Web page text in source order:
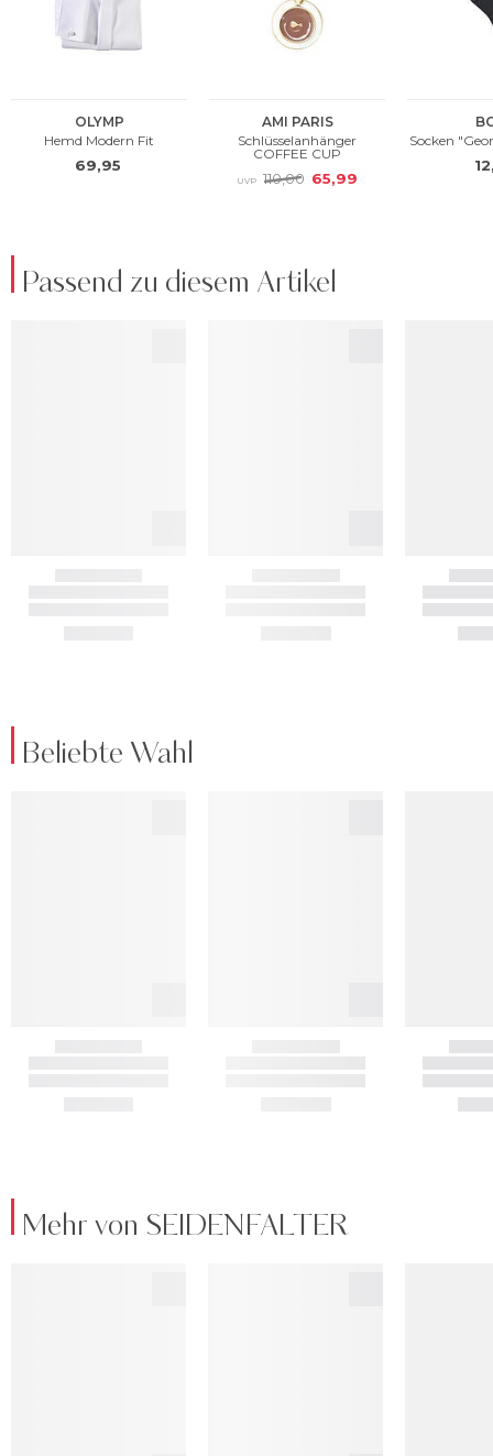
Passend zu diesem Artikel
Beliebte Wahl
Mehr von SEIDENFALTER